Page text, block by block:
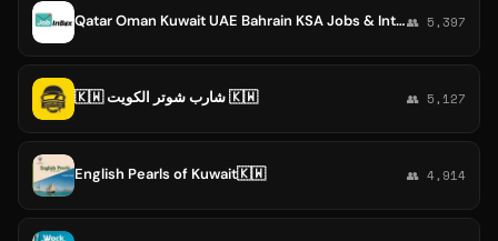
Qatar Oman Kuwait UAE Bahrain KSA Jobs & Interview Updates👥 5,397
🇰🇼 شارب شوتر الكويت 🇰🇼 👥 5,127
English Pearls of Kuwait🇰🇼 👥 4,914